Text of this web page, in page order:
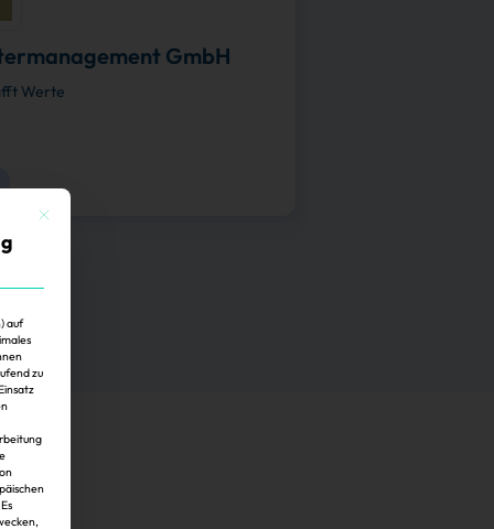
GmbH
Werte
Mit diesem Button wird der Dialog geschlossen. Seine Funktionalität ist identisch mit der
auf
zu